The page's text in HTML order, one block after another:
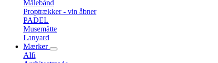
Målebånd
Proptrækker - vin åbner
PADEL
Musemåtte
Lanyard
Mærker
Alfi